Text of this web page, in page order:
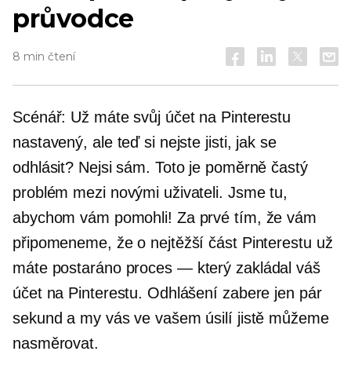
průvodce
8 min čtení
Scénář: Už máte svůj účet na Pinterestu
nastavený, ale teď si nejste jisti, jak se
odhlásit? Nejsi sám. Toto je poměrně častý
problém mezi novými uživateli. Jsme tu,
abychom vám pomohli! Za prvé tím, že vám
připomeneme, že o nejtěžší část Pinterestu už
máte postaráno proces — který zakládal váš
účet na Pinterestu. Odhlášení zabere jen pár
sekund a my vás ve vašem úsilí jistě můžeme
nasměrovat.